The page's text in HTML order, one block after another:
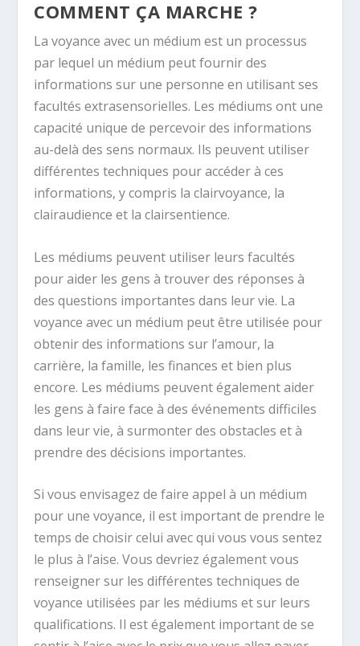
COMMENT ÇA MARCHE ?
La voyance avec un médium est un processus
par lequel un médium peut fournir des
informations sur une personne en utilisant ses
facultés extrasensorielles. Les médiums ont une
capacité unique de percevoir des informations
au-delà des sens normaux. Ils peuvent utiliser
différentes techniques pour accéder à ces
informations, y compris la clairvoyance, la
clairaudience et la clairsentience.
Les médiums peuvent utiliser leurs facultés
pour aider les gens à trouver des réponses à
des questions importantes dans leur vie. La
voyance avec un médium peut être utilisée pour
obtenir des informations sur l’amour, la
carrière, la famille, les finances et bien plus
encore. Les médiums peuvent également aider
les gens à faire face à des événements difficiles
dans leur vie, à surmonter des obstacles et à
prendre des décisions importantes.
Si vous envisagez de faire appel à un médium
pour une voyance, il est important de prendre le
temps de choisir celui avec qui vous vous sentez
le plus à l’aise. Vous devriez également vous
renseigner sur les différentes techniques de
voyance utilisées par les médiums et sur leurs
qualifications. Il est également important de se